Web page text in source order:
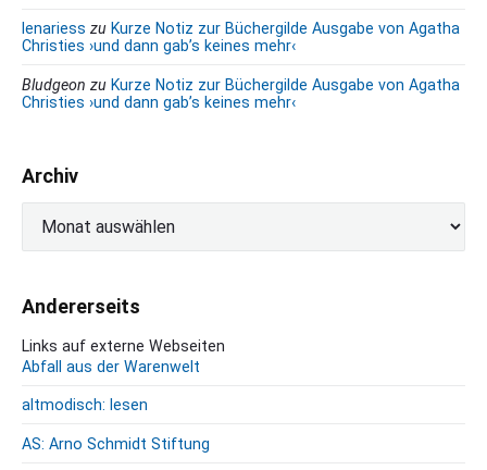
lenariess zu Kurze Notiz zur Büchergilde Ausgabe von Agatha
Christies ›und dann gab’s keines mehr‹
Bludgeon zu Kurze Notiz zur Büchergilde Ausgabe von Agatha
Christies ›und dann gab’s keines mehr‹
Archiv
iAndererseits
Links auf externe Webseiten
Abfall aus der Warenwelt
altmodisch: lesen
AS: Arno Schmidt Stiftung